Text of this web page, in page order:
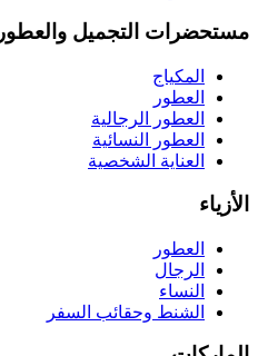
مستحضرات التجميل والعطور
المكياج
العطور
العطور الرجالية
العطور النسائية
العناية الشخصية
الأزياء
العطور
الرجال
النساء
الشنط وحقائب السفر